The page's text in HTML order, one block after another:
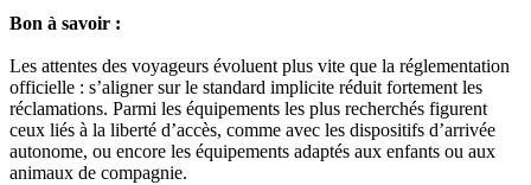
Bon à savoir :
Les attentes des voyageurs évoluent plus vite que la réglementation
officielle : s’aligner sur le standard implicite réduit fortement les
réclamations. Parmi les équipements les plus recherchés figurent
ceux liés à la liberté d’accès, comme avec les dispositifs d’arrivée
autonome, ou encore les équipements adaptés aux enfants ou aux
animaux de compagnie.